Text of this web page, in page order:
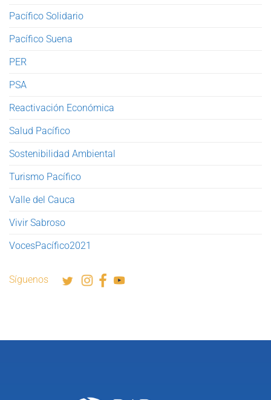
Pacífico Solidario
Pacífico Suena
PER
PSA
Reactivación Económica
Salud Pacífico
Sostenibilidad Ambiental
Turismo Pacífico
Valle del Cauca
Vivir Sabroso
VocesPacífico2021
Síguenos